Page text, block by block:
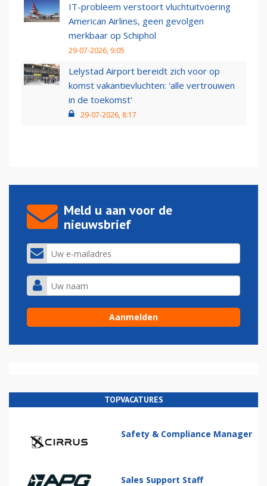
IT-probleem verstoort vluchtuitvoering
American Airlines, geen gevolgen
merkbaar op Schiphol
29-07-2026, 9:05
Lelystad Airport bereidt zich voor op
komst vakantievluchten: 'alle vertrouwen
in de toekomst'
29-07-2026, 8:17
Meld u aan voor de
nieuwsbrief
TOPVACATURES
Safety & Compliance Manager
Sales Support Staff